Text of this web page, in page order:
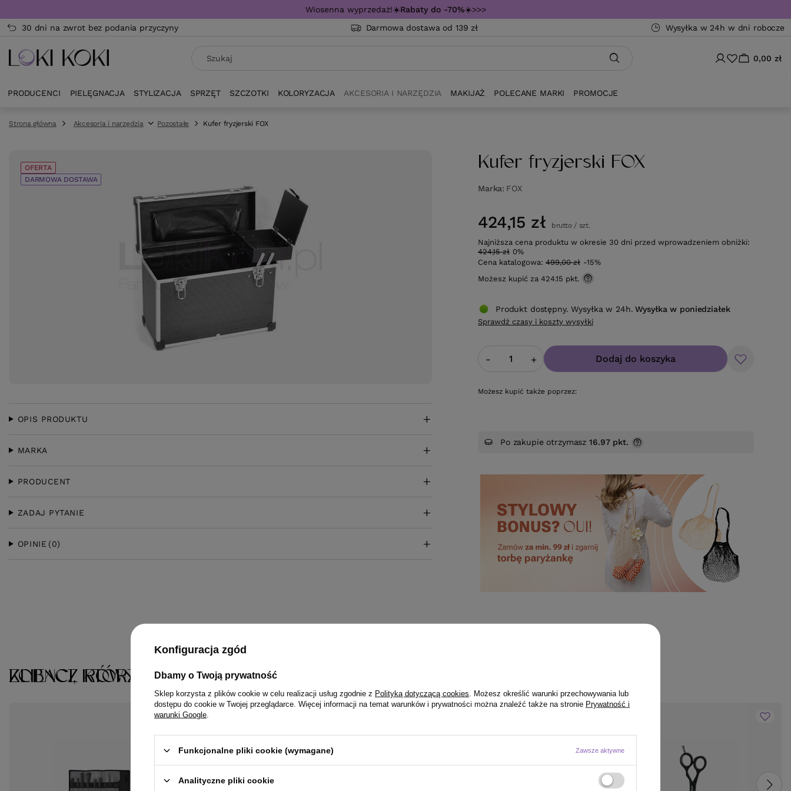
Wiosenna wyprzedaż!☀️Rabaty do -70%☀️>>>
30 dni na zwrot bez podania przyczyny
Darmowa dostawa od 139 zł Wysyłka w 24h w dni robocze
0,00 zł
PRODUCENCI PIELĘGNACJA STYLIZACJA SPRZĘT SZCZOTKI KOLORYZACJA AKCESORIA I NARZĘDZIA MAKIJAŻ POLECANE MARKI PROMOCJE
Strona główna Akcesoria i narzędzia Pozostałe Kufer fryzjerski FOX
OFERTA
DARMOWA DOSTAWA
Kufer fryzjerski FOX
Marka FOX
424,15 zł brutto/ szt.
Najniższa cena produktu w okresie 30 dni przed wprowadzeniem obniżki:
424,15 zł 0%
Cena katalogowa: 499,00 zł -15%
Możesz kupić za 424.15 pkt.
- + Dodaj do koszyka
Możesz kupić także poprzez:
Produkt dostępny. Wysyłka w 24h. Wysyłkaw poniedziałek
Sprawdź czasy i koszty wysyłki
Po zakupie otrzymasz16.97 pkt.
OPIS PRODUKTU
MARKA
PRODUCENT
ZADAJ PYTANIE
OPINIE (0)
KLIENCI, KTÓRZY KUPILI TEN PRODUKT KUPILI TAKŻE
ZOBACZ RÓWNIEŻ
Konfiguracja zgód
Dbamy o Twoją prywatność
Sklep korzysta z plików cookie w celu realizacji usług zgodnie z Polityką dotyczącą cookies . Możesz określić warunki przechowywania lub
dostępu do cookie w Twojej przeglądarce. Więcej informacji na temat warunków i prywatności można znaleźć także na stronie Prywatność i
warunki Google
Funkcjonalne pliki cookie (wymagane) Zawsze aktywne
Analityczne pliki cookie